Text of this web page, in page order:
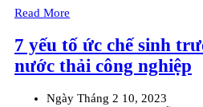
Read More
7 yếu tố ức chế sinh
nước thải công nghiệp
Ngày Tháng 2 10, 2023